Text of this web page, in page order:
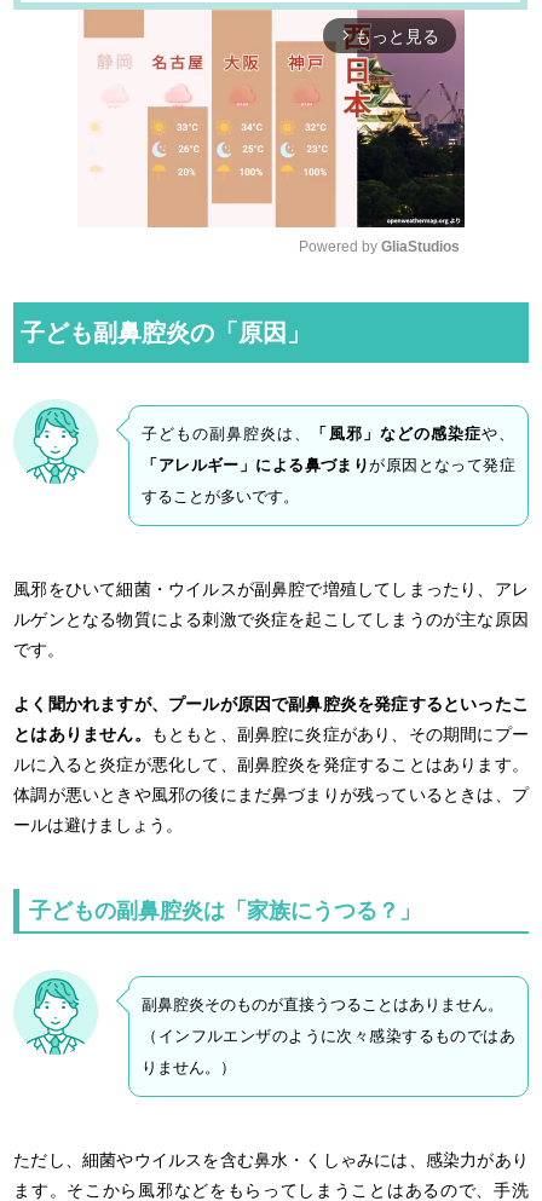
arrow_forward_ios もっと見る
e
Powered by GliaStudios
子ども副鼻腔炎の「原因」
子どもの副鼻腔炎は、 「風邪」などの感染症や、
「アレルギー」による鼻づまりが原因となって発症
することが多いです。
風邪をひいて細菌・ウイルスが副鼻腔で増殖してしまったり、アレ
ルゲンとなる物質による刺激で炎症を起こしてしまうのが主な原因
です。
よく聞かれますが、プールが原因で副鼻腔炎を発症するといったこ
とはありません。
もともと、副鼻腔に炎症があり、その期間にプー
ルに入ると炎症が悪化して、副鼻腔炎を発症することはあります。
体調が悪いときや風邪の後にまだ鼻づまりが残っているときは、プ
ールは避けましょう。
子どもの副鼻腔炎は「家族にうつる？」
副鼻腔炎そのものが直接うつることはありません。
（インフルエンザのように次々感染するものではあ
りません。）
ただし、細菌やウイルスを含む鼻水・くしゃみには、感染力があり
ます。そこから風邪などをもらってしまうことはあるので、手洗